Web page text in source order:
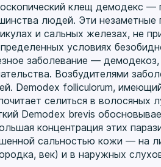
клещ демодекс —
людей. Эти незаметные
и сальных железах, не
условиях
заболевание —
Возбудителями
Demodex folliculorum,
селиться в волосяных
Demodex brevis
концентрация этих
сальностью кожи — на
век) и в наружных